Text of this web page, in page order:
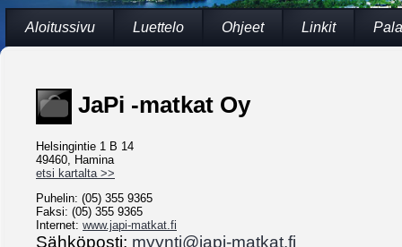
Aloitussivu Luettelo Ohjeet Linkit
JaPi -matkat Oy
Helsingintie 1 B 14
49460, Hamina
etsi kartalta >>
Puhelin: (05) 355 9365
Faksi: (05) 355 9365
Internet: www.japi-matkat.fi
Sähköposti: myynti@japi-matkat.fi